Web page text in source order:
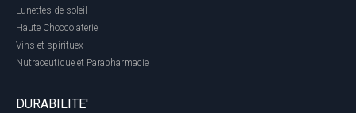
Lunettes de soleil
Haute Choccolaterie
Vins et spirituex
Nutraceutique et Parapharmacie
DURABILITE'